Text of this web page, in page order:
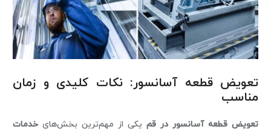
تعویض قطعه آسانسور: نکات کلیدی و زمان
مناسب
تعویض قطعه آسانسور در قم یکی از مهم‌ترین بخش‌هایخدمات